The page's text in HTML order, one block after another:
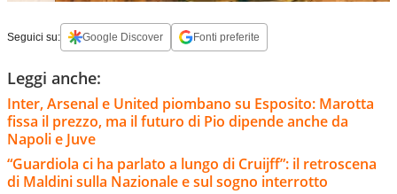
Seguici su: Google Discover Fonti preferite
Leggi anche:
Inter, Arsenal e United piombano su Esposito: Marotta
fissa il prezzo, ma il futuro di Pio dipende anche da
Napoli e Juve
“Guardiola ci ha parlato a lungo di Cruijff”: il retroscena
di Maldini sulla Nazionale e sul sogno interrotto